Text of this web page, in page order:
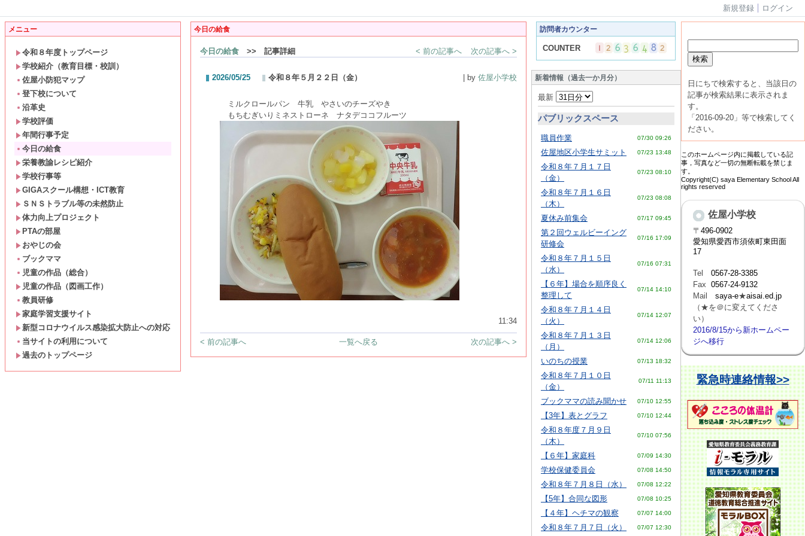
新規登録 ログイン
メニュー
令和８年度トップページ
学校紹介（教育目標・校訓）
佐屋小防犯マップ
登下校について
沿革史
学校評価
年間行事予定
今日の給食
栄養教諭レシピ紹介
学校行事等
GIGAスクール構想・ICT教育
ＳＮＳトラブル等の未然防止
体力向上プロジェクト
PTAの部屋
おやじの会
ブックママ
児童の作品（総合）
児童の作品（図画工作）
教員研修
家庭学習支援サイト
新型コロナウイルス感染拡大防止への対応
当サイトの利用について
過去のトップページ
今日の給食
今日の給食 >> 記事詳細 < 前の記事へ 次の記事へ >
2026/05/25 令和８年５月２２日（金） | by 佐屋小学校
ミルクロールパン 牛乳 やさいのチーズやき
もちむぎいりミネストローネ ナタデココフルーツ
11:34
< 前の記事へ 次の記事へ >
一覧へ戻る
訪問者カウンター
COUNTER
新着情報（過去一か月分）
最新
パブリックスペース
職員作業 07/30 09:26
佐屋地区小学生サミット 07/23 13:48
令和８年７月１７日
（金）
07/23 08:10
令和８年７月１６日
（木）
07/23 08:08
夏休み前集会 07/17 09:45
第２回ウェルビーイング
研修会
07/16 17:09
令和８年７月１５日
（水）
07/16 07:31
【６年】場合を順序良く
整理して
07/14 14:10
令和８年７月１４日
（火）
07/14 12:07
令和８年７月１３日
（月）
07/14 12:06
いのちの授業 07/13 18:32
令和８年７月１０日
（金）
07/11 11:13
ブックママの読み聞かせ 07/10 12:55
【3年】表とグラフ 07/10 12:44
令和８年度７月９日
（木）
07/10 07:56
【６年】家庭科 07/09 14:30
学校保健委員会 07/08 14:50
令和８年７月８日（水） 07/08 12:22
【5年】合同な図形 07/08 10:25
【４年】ヘチマの観察 07/07 14:00
令和８年７月７日（火） 07/07 12:30
日にちで検索すると、当該日の
記事が検索結果に表示されま
す。
「2016-09-20」等で検索してく
ださい。
このホームページ内に掲載している記
事，写真など一切の無断転載を禁じま
す。
Copyright(C) saya Elementary School All
rights reserved
佐屋小学校
〒 496-0902
愛知県愛西市須依町東田面
17
Tel 0567-28-3385
Fax 0567-24-9132
Mail saya-e★aisai.ed.jp
（★を＠に変えてくださ
い）
2016/8/15から新ホームペー
ジへ移行
緊急時連絡情報>>